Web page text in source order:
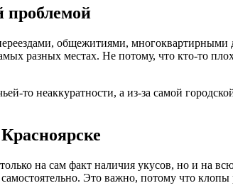
проблемой
общежитиями,
разных местах. Не потому, что кто-то
то неаккуратности, а из-за самой
на сам факт наличия укусов, но и на
Это важно, потому что